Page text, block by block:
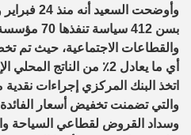
وأوضحت
بسن 412
أي ما يعادل 2٪ من الناتج
اتخذ البنك المركزي إجراءات
والتي تضمنت تخفيض أسعار الفائدة
وسداد القروض لقطاعي السياحة